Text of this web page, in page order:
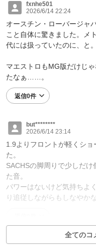
fxnhe501
2026/6/14 22:24
オースチン・ローバージャ
こと自体に驚きました。メ
代には扱っていたのに、と。
マエストロもMG版だけじ
たなぁ……。
返信0件
but********
2026/6/14 23:14
1.9よりフロントが軽くシ
た。
SACHSの脚周りで少しだ
た音。
パワーはないけど気持ちよ
り追従しながらもしなやか
全てのコ